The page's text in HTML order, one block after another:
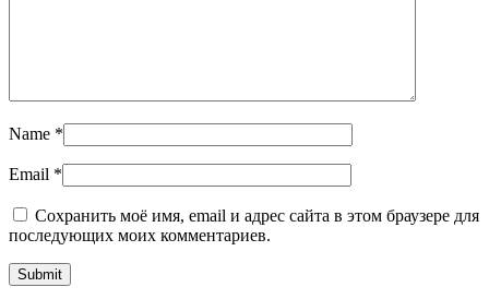
Name *
Email *
Сохранить моё имя, email и адрес сайта в этом браузере для
последующих моих комментариев.